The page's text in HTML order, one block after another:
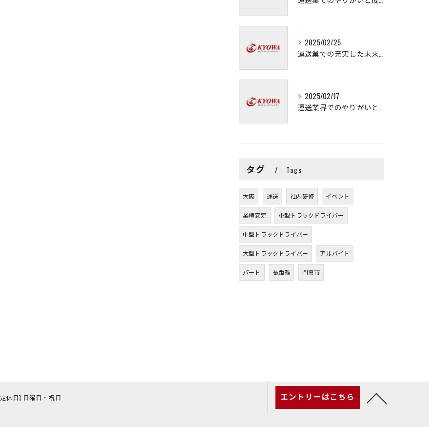
2025/02/25
運送業での充実した未来を拓く方法
2025/02/17
運送業界でのやりがいと可能性
タグ Tags
大阪 運送 社内研修 イベント
業績安定 小型トラックドライバー
中型トラックドライバー
大型トラックドライバー アルバイト
パート 長距離 門真市
休日] 日曜日・祝日 エントリーはこちら